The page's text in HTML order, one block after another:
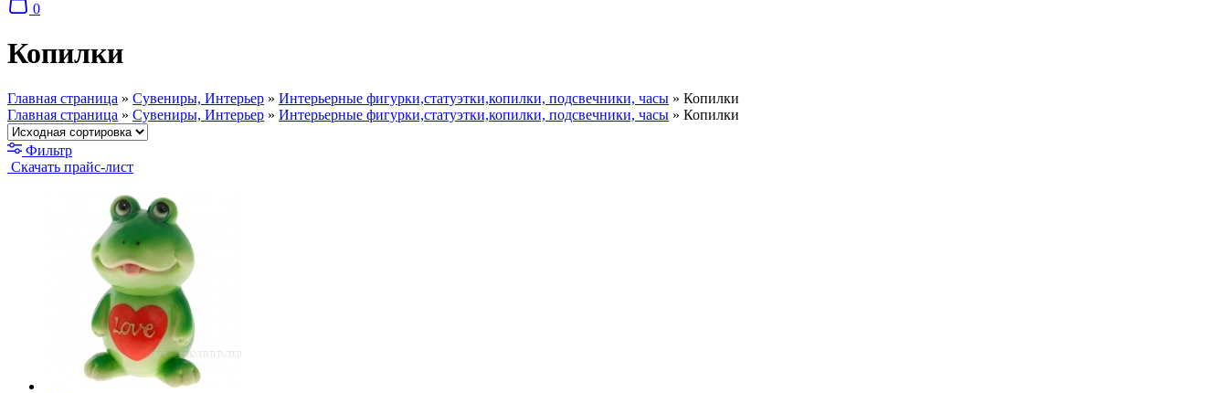
0
Копилки
Главная страница » Сувениры, Интерьер » Интерьерные фигурки,статуэтки,копилки, подсвечники, часы » Копилки
Главная страница » Сувениры, Интерьер » Интерьерные фигурки,статуэтки,копилки, подсвечники, часы » Копилки
Фильтр
Скачать прайс-лист